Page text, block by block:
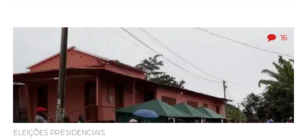
16
ELEIÇÕES PRESIDENCIAIS